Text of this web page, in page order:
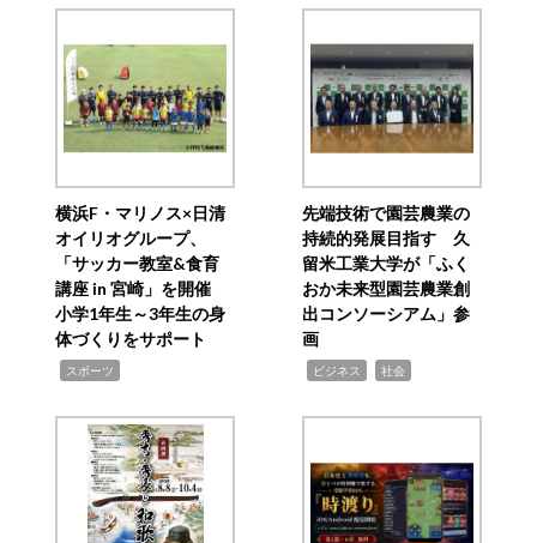
横浜F・マリノス×日清
オイリオグループ、
「サッカー教室&食育
講座 in 宮崎」を開催
小学1年生～3年生の身
体づくりをサポート
スポーツ
先端技術で園芸農業の
持続的発展目指す 久
留米工業大学が「ふく
おか未来型園芸農業創
出コンソーシアム」参
画
ビジネス 社会